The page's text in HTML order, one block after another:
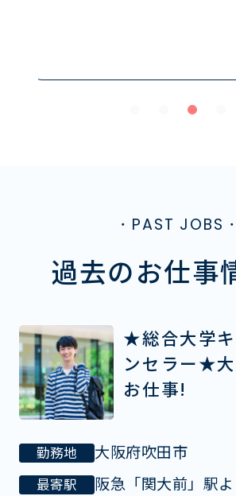
・PAST JOBS・
過去のお仕事
★総合大学
ンセラー★
お仕事!
勤務地 大阪府吹田市
最寄駅 阪急「関大前」駅